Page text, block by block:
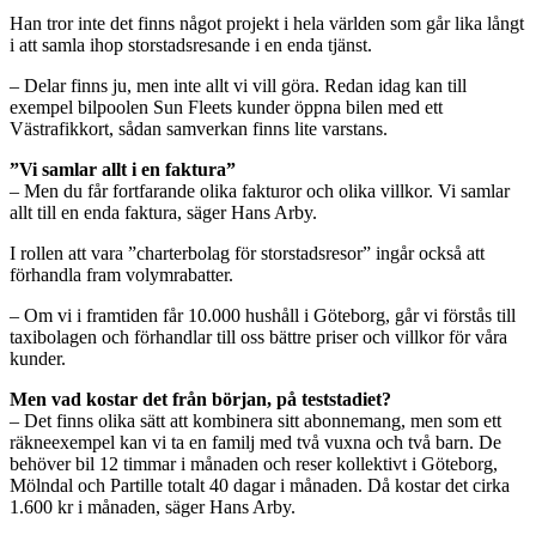
Han tror inte det finns något projekt i hela världen som går lika långt
i att samla ihop storstadsresande i en enda tjänst.
– Delar finns ju, men inte allt vi vill göra. Redan idag kan till
exempel bilpoolen Sun Fleets kunder öppna bilen med ett
Västrafikkort, sådan samverkan finns lite varstans.
”Vi samlar allt i en faktura”
– Men du får fortfarande olika fakturor och olika villkor. Vi samlar
allt till en enda faktura, säger Hans Arby.
I rollen att vara ”charterbolag för storstadsresor” ingår också att
förhandla fram volymrabatter.
– Om vi i framtiden får 10.000 hushåll i Göteborg, går vi förstås till
taxibolagen och förhandlar till oss bättre priser och villkor för våra
kunder.
Men vad kostar det från början, på teststadiet?
– Det finns olika sätt att kombinera sitt abonnemang, men som ett
räkneexempel kan vi ta en familj med två vuxna och två barn. De
behöver bil 12 timmar i månaden och reser kollektivt i Göteborg,
Mölndal och Partille totalt 40 dagar i månaden. Då kostar det cirka
1.600 kr i månaden, säger Hans Arby.